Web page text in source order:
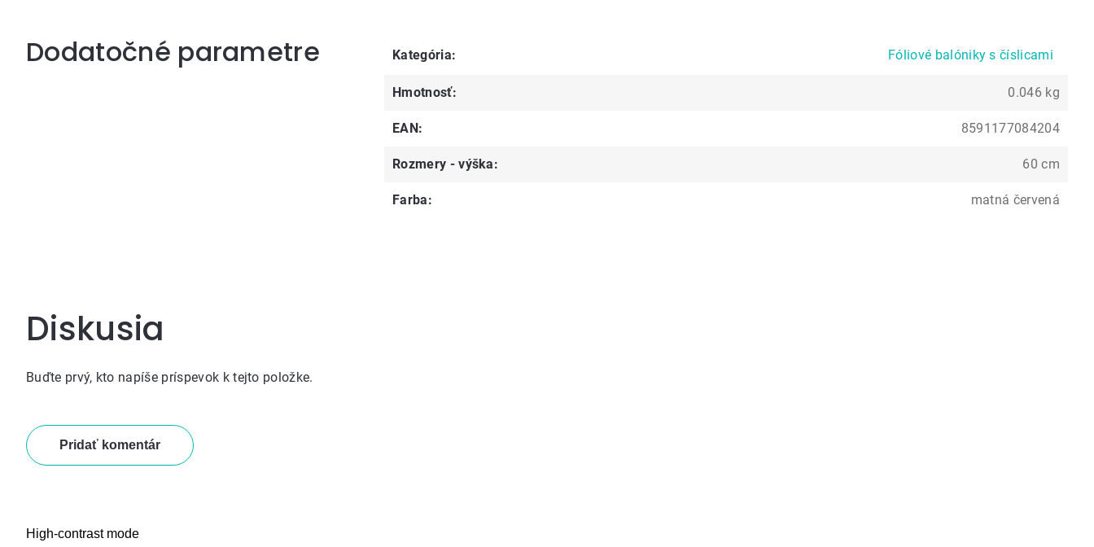
Dodatočné parametre Kategória: Fóliové balóniky s číslicami
Hmotnosť: 0.046 kg
EAN: 8591177084204
Rozmery - výška: 60 cm
Farba: matná červená
Diskusia
Buďte prvý, kto napíše príspevok k tejto položke.
Pridať komentár
High-contrast mode